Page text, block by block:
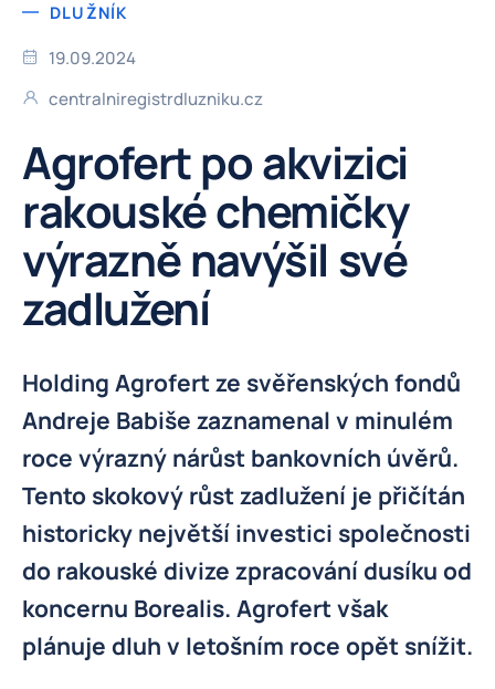
DLUŽNÍK
19.09.2024
centralniregistrdluzniku.cz
Agrofert po akvizici
rakouské chemičky
výrazně navýšil své
zadlužení
Holding Agrofert ze svěřenských fondů
Andreje Babiše zaznamenal v minulém
roce výrazný nárůst bankovních úvěrů.
Tento skokový růst zadlužení je přičítán
historicky největší investici společnosti
do rakouské divize zpracování dusíku od
koncernu Borealis. Agrofert však
plánuje dluh v letošním roce opět snížit.